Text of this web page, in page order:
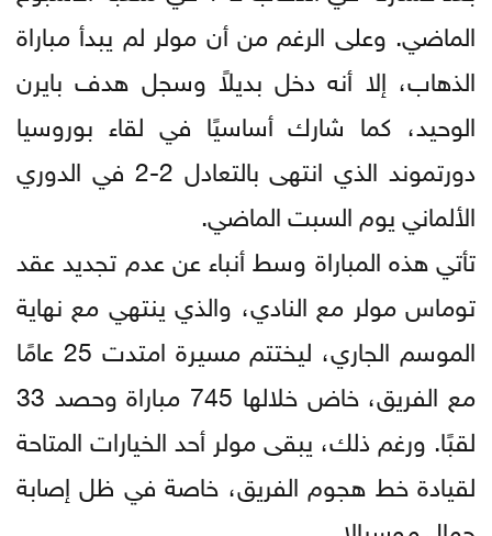
الماضي. وعلى الرغم من أن مولر لم يبدأ مباراة
الذهاب، إلا أنه دخل بديلاً وسجل هدف بايرن
الوحيد، كما شارك أساسيًا في لقاء بوروسيا
دورتموند الذي انتهى بالتعادل 2-2 في الدوري
الألماني يوم السبت الماضي.
تأتي هذه المباراة وسط أنباء عن عدم تجديد عقد
توماس مولر مع النادي، والذي ينتهي مع نهاية
الموسم الجاري، ليختتم مسيرة امتدت 25 عامًا
مع الفريق، خاض خلالها 745 مباراة وحصد 33
لقبًا. ورغم ذلك، يبقى مولر أحد الخيارات المتاحة
لقيادة خط هجوم الفريق، خاصة في ظل إصابة